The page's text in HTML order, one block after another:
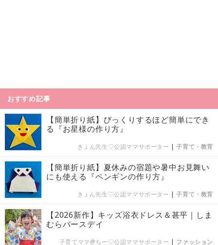
おすすめ記事
【簡単折り紙】びっくりするほど簡単にでき
る『お星様の作り方』
きょん先生♡公認ママサポーター |子育て・教育
【簡単折り紙】夏休みの宿題や暑中お見舞い
にも使える『ペンギンの作り方』
きょん先生♡公認ママサポーター |子育て・教育
【2026新作】キッズ浴衣ドレス＆甚平｜しま
むらバースデイ
子育てママ@ちー♡公認ママサポーター | ファッション